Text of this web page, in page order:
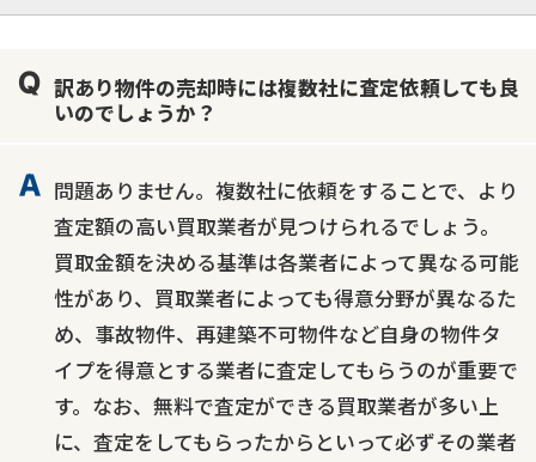
訳あり物件の売却時には複数社に査定依頼しても良
いのでしょうか？
問題ありません。複数社に依頼をすることで、より
査定額の高い買取業者が見つけられるでしょう。
買取金額を決める基準は各業者によって異なる可能
性があり、買取業者によっても得意分野が異なるた
め、事故物件、再建築不可物件など自身の物件タ
イプを得意とする業者に査定してもらうのが重要で
す。なお、無料で査定ができる買取業者が多い上
に、査定をしてもらったからといって必ずその業者